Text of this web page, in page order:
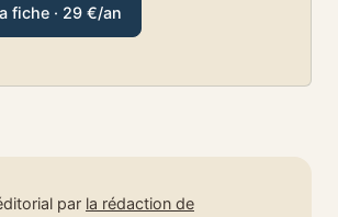
fiche · 29 €/an
par la rédaction de